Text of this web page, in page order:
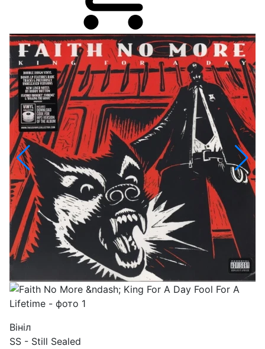
Вініл
SS - Still Sealed